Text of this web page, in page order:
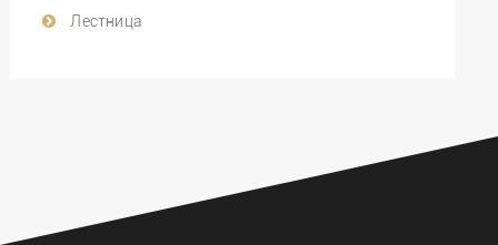
Лестница